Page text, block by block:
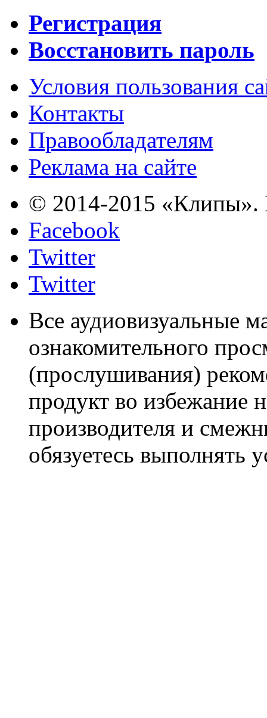
Регистрация
Восстановить пароль
Условия пользования
Контакты
Правообладателям
Реклама на сайте
© 2014-2015 «Клипы».
Facebook
Twitter
Twitter
Все аудиовизуальные
ознакомительного
(прослушивания)
продукт во избежание
производителя и
обязуетесь выполнять